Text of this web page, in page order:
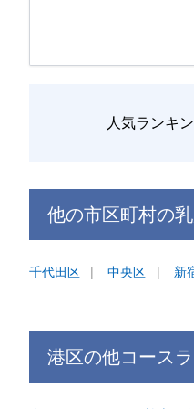
人気ランキ
他の市区町村の
千代田区 中央区 新
港区の他コース